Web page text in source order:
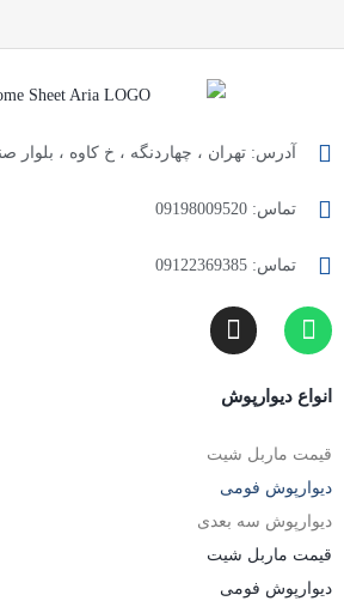
آدرس: تهران ، چهاردنگه ، خ کاوه ، بلوار
تماس: 09198009520
تماس: 09122369385
انواع دیوارپوش
قیمت ماربل شیت
دیوارپوش فومی
دیوارپوش سه بعدی
قیمت ماربل شیت
دیوارپوش فومی